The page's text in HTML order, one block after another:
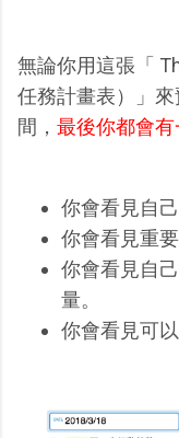
無論你用這張「
任務計畫表）」
間， 最後你都會有
你會看見自
你會看見重
你會看見自
量。
你會看見可